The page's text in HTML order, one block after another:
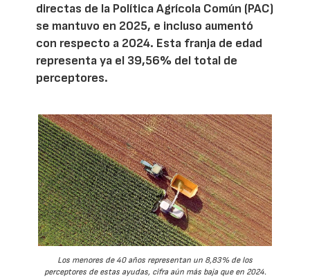
directas de la Política Agrícola Común (PAC)
se mantuvo en 2025, e incluso aumentó
con respecto a 2024. Esta franja de edad
representa ya el 39,56% del total de
perceptores.
Los menores de 40 años representan un 8,83% de los
perceptores de estas ayudas, cifra aún más baja que en 2024.